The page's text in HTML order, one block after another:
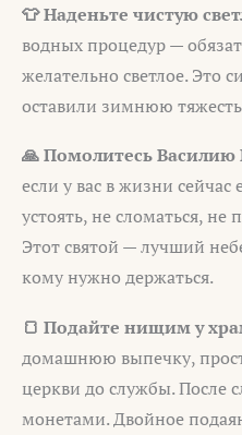
👕 Наденьте чистую
водных процедур —
желательно светлое. Это
оставили зимнюю
🙏 Помолитесь Василию
если у вас в жизни сейчас
устоять, не сломаться,
Этот святой — лучший
кому нужно держаться.
🍞 Подайте нищим у
домашнюю выпечку,
церкви до службы. После
монетами. Двойное